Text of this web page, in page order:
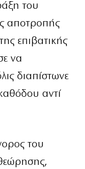
του
αποτροπής
επιβατικής
να
διαπίστωνε
αντί
του